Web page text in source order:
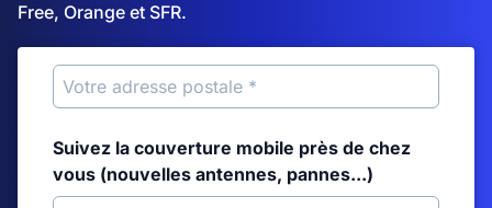
Free, Orange et SFR.
Suivez la couverture mobile près de chez
vous (nouvelles antennes, pannes...)